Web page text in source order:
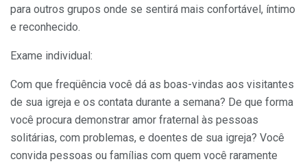
para outros grupos onde se sentirá mais confortável, íntimo
e reconhecido.
Exame individual:
Com que freqüência você dá as boas-vindas aos visitantes
de sua igreja e os contata durante a semana? De que forma
você procura demonstrar amor fraternal às pessoas
solitárias, com problemas, e doentes de sua igreja? Você
convida pessoas ou famílias com quem você raramente